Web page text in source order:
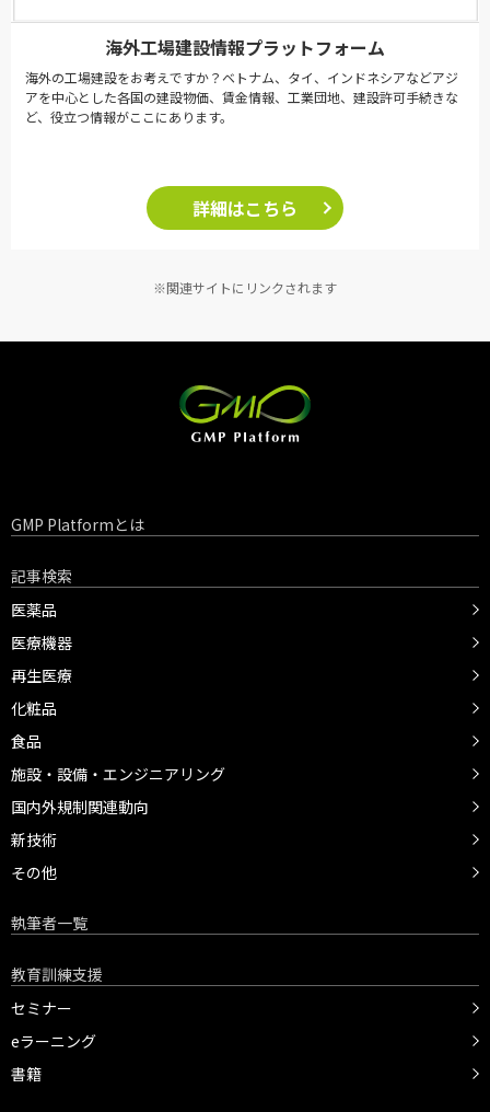
海外工場建設情報プラットフォーム
海外の工場建設をお考えですか？ベトナム、タイ、インドネシアなどアジ
アを中心とした各国の建設物価、賃金情報、工業団地、建設許可手続きな
ど、役立つ情報がここにあります。
詳細はこちら
※関連サイトにリンクされます
GMP Platformとは
記事検索
医薬品
医療機器
再生医療
化粧品
食品
施設・設備・エンジニアリング
国内外規制関連動向
新技術
その他
執筆者一覧
教育訓練支援
セミナー
eラーニング
書籍